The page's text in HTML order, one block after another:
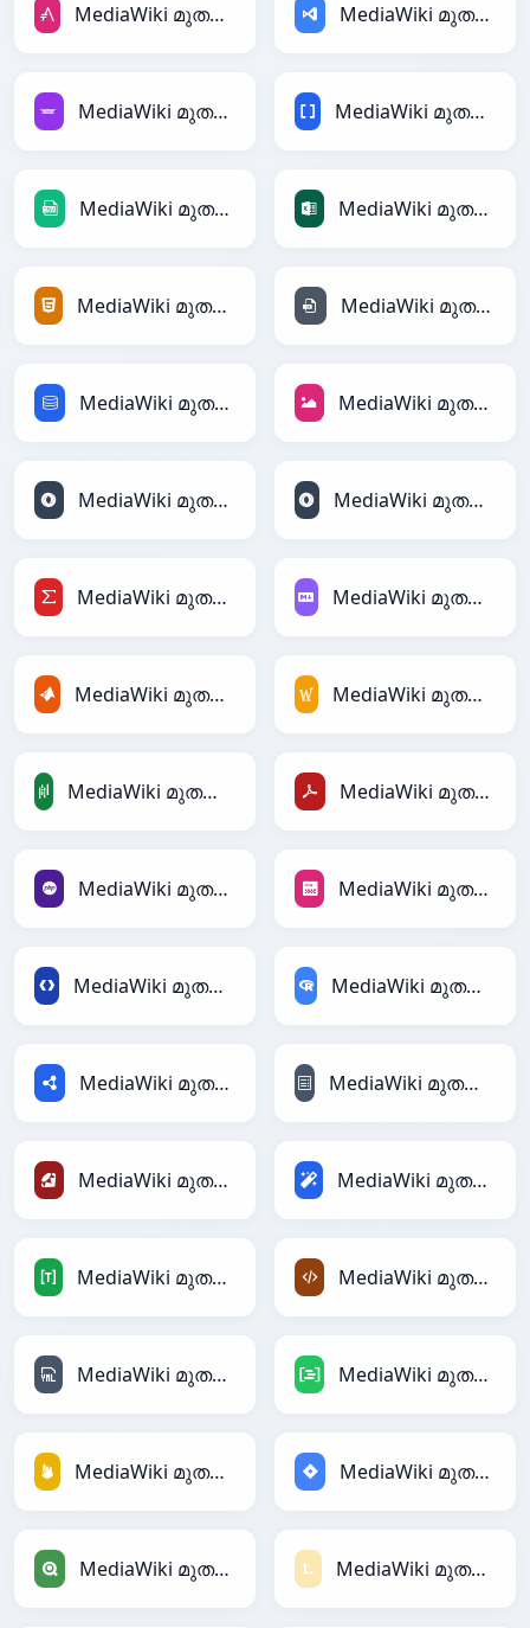
MediaWiki മുതൽ AsciiDoc MediaWiki മുതൽ ASP
MediaWiki മുതൽ Avro MediaWiki മുതൽ BBCode
MediaWiki മുതൽ CSV MediaWiki മുതൽ Excel
MediaWiki മുതൽ HTML MediaWiki മുതൽ INI
MediaWiki മുതൽ SQL MediaWiki മുതൽ JPEG
MediaWiki മുതൽ JSON MediaWiki മുതൽ JSONLines
MediaWiki മുതൽ LaTeX MediaWiki മുതൽ Markdown
MediaWiki മുതൽ MATLAB MediaWiki മുതൽ MediaWiki
MediaWiki മുതൽ PandasDataFrame MediaWiki മുതൽ PDF
MediaWiki മുതൽ PHP MediaWiki മുതൽ PNG
MediaWiki മുതൽ Protobuf MediaWiki മുതൽ RDataFrame
MediaWiki മുതൽ RDF MediaWiki മുതൽ reStructuredText
MediaWiki മുതൽ Ruby MediaWiki മുതൽ Magic
MediaWiki മുതൽ TOML MediaWiki മുതൽ XML
MediaWiki മുതൽ YAML MediaWiki മുതൽ DAX
MediaWiki മുതൽ Firebase MediaWiki മുതൽ Jira
MediaWiki മുതൽ Qlik MediaWiki മുതൽ Textile